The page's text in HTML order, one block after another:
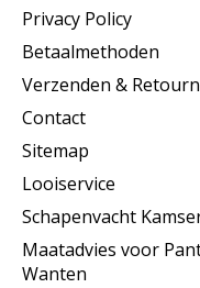
Privacy Policy
Betaalmethoden
Verzenden &
Contact
Sitemap
Looiservice
Schapenvacht
Maatadvies voor
Wanten